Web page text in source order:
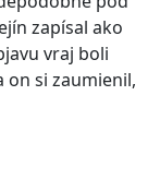
zapísal ako
vraj boli
on si zaumienil,